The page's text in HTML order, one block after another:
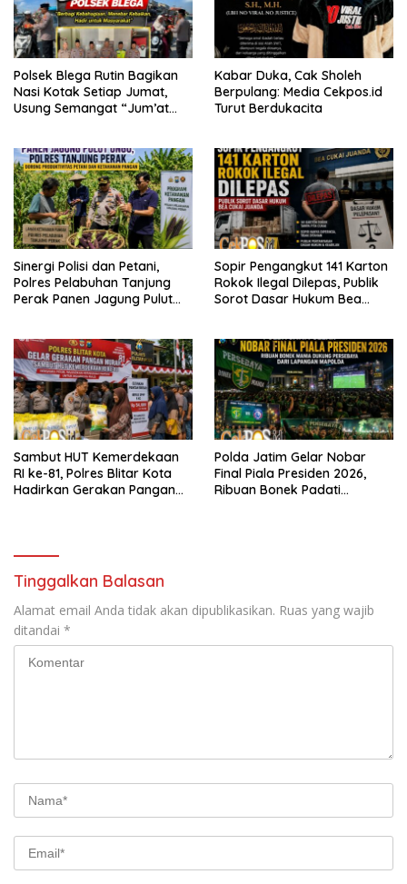
Polsek Blega Rutin Bagikan
Nasi Kotak Setiap Jumat,
Usung Semangat “Jum’at
Kabar Duka, Cak Sholeh
Berpulang: Media Cekpos.id
Turut Berdukacita
Sinergi Polisi dan Petani,
Polres Pelabuhan Tanjung
Perak Panen Jagung Pulut
Sopir Pengangkut 141 Karton
Rokok Ilegal Dilepas, Publik
Sorot Dasar Hukum Bea
Sambut HUT Kemerdekaan
RI ke-81, Polres Blitar Kota
Hadirkan Gerakan Pangan
Polda Jatim Gelar Nobar
Final Piala Presiden 2026,
Ribuan Bonek Padati
Tinggalkan Balasan
Alamat email Anda tidak akan dipublikasikan. Ruas yang wajib
ditandai *